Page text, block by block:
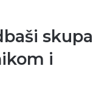
skupa
i